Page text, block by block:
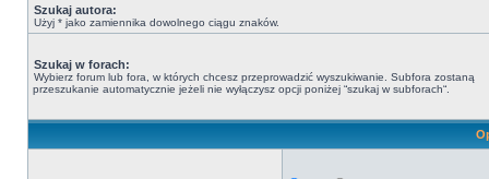
Szukaj autora:
Użyj * jako zamiennika dowolnego ciągu znaków.
Szukaj w forach:
Wybierz forum lub fora, w których chcesz przeprowadzić wyszukiwanie. Subfora zostaną
przeszukanie automatycznie jeżeli nie wyłączysz opcji poniżej “szukaj w subforach“.